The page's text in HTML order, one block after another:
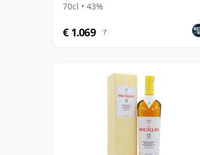
70cl • 43%
€ 1.069 ?